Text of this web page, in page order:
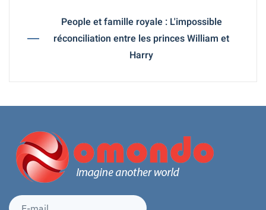
People et famille royale : L'impossible
réconciliation entre les princes William et
Harry